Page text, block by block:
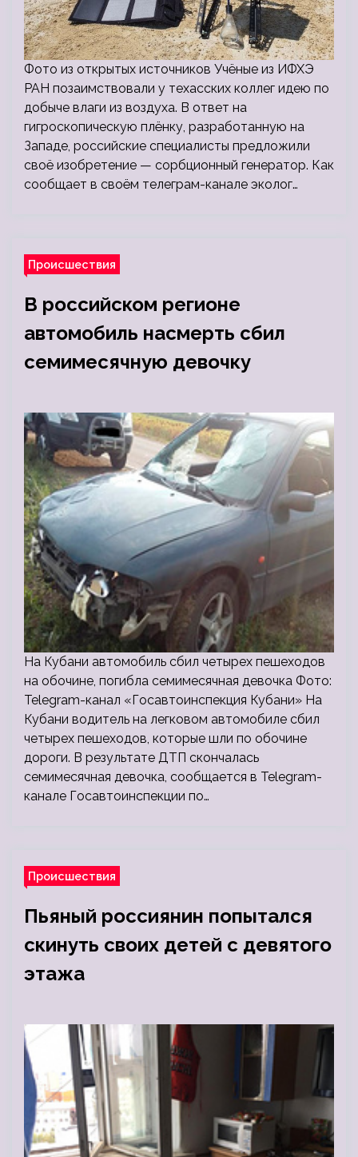
Фото из открытых источников Учёные из ИФХЭ
РАН позаимствовали у техасских коллег идею по
добыче влаги из воздуха. В ответ на
гигроскопическую плёнку, разработанную на
Западе, российские специалисты предложили
своё изобретение — сорбционный генератор. Как
сообщает в своём телеграм-канале эколог…
Происшествия
В российском регионе
автомобиль насмерть сбил
семимесячную девочку
На Кубани автомобиль сбил четырех пешеходов
на обочине, погибла семимесячная девочка Фото:
Telegram-канал «Госавтоинспекция Кубани» На
Кубани водитель на легковом автомобиле сбил
четырех пешеходов, которые шли по обочине
дороги. В результате ДТП скончалась
семимесячная девочка, сообщается в Telegram-
канале Госавтоинспекции по…
Происшествия
Пьяный россиянин попытался
скинуть своих детей с девятого
этажа